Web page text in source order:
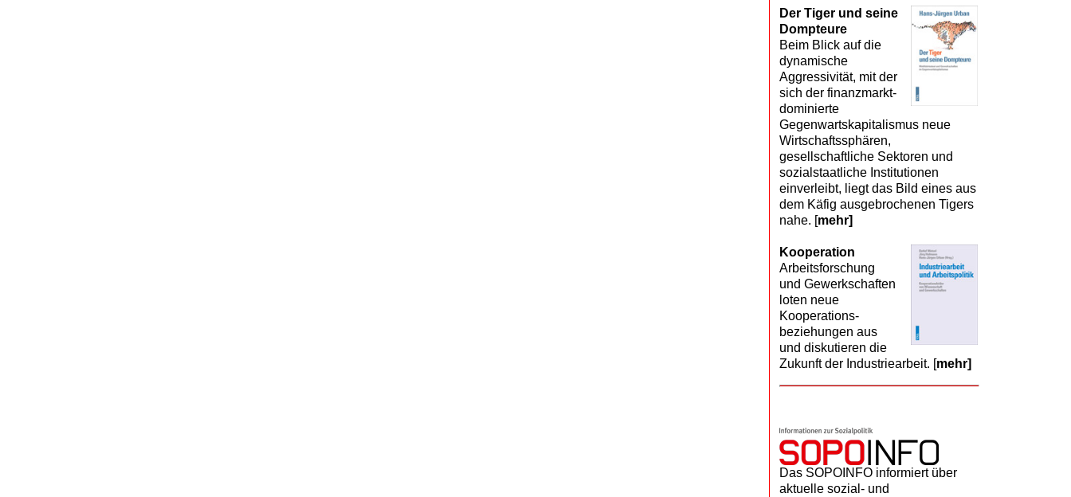
Der Tiger und seine
Dompteure
Beim Blick auf die
dynamische
Aggressivität, mit der
sich der finanzmarkt­
dominierte
Gegenwartskapitalismus neue
Wirtschaftssphären,
gesellschaftliche Sektoren und
sozialstaatliche Institutionen
einverleibt, liegt das Bild eines aus
dem Käfig ausgebrochenen Tigers
nahe. [mehr]
Kooperation
Arbeits­forschung
und Gewerk­schaften
loten neue
Kooperations­
beziehungen aus
und diskutieren die
Zukunft der Industriearbeit. [mehr]
Das SOPOINFO informiert über
aktuelle sozial- und